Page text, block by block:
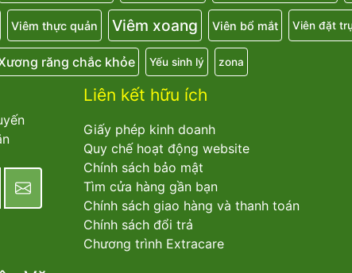
Viêm thực quản Viêm xoang Viên bổ mắt Viên đặt
răng chắc khỏe Yếu sinh lý zona
Liên kết hữu ích
Giấy phép kinh doanh
Quy chế hoạt động website
Chính sách bảo mật
Tìm cửa hàng gần bạn
Chính sách giao hàng và thanh toán
Chính sách đổi trả
Chương trình Extracare